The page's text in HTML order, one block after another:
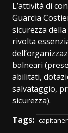
L’attività di
Guardia
sicurezza
rivolta
balneari
abilitati,
salvataggio,
sicurezza).
Tags: